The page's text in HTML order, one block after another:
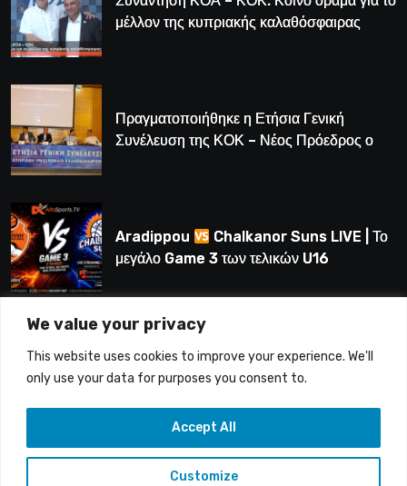
We value your privacy
This website uses cookies to improve your experience. We'll
only use your data for purposes you consent to.
Customize
Accept All
μέλλον της κυπριακής καλαθόσφαιρας
Πραγματοποιήθηκε η Ετήσια Γενική
Συνέλευση της ΚΟΚ – Νέος Πρόεδρος ο
Aradippou
Chalkanor Suns LIVE | Το
μεγάλο Game 3 των τελικών U16
LIVE | Ύδρα Ασφαλιστική ΕΝΑΔ vs
Άτλαντας Πάφου